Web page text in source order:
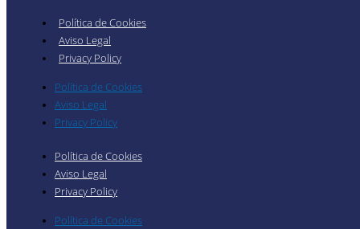
Política de Cookies
Aviso Legal
Privacy Policy
Política de Cookies
Aviso Legal
Privacy Policy
Política de Cookies
Aviso Legal
Privacy Policy
Política de Cookies